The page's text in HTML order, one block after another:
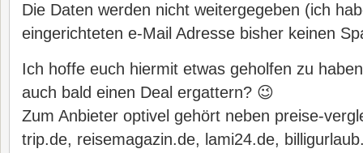
Die Daten werden nicht weitergegeben (ich
eingerichteten e-Mail Adresse bisher keinen
Ich hoffe euch hiermit etwas geholfen zu
auch bald einen Deal ergattern? 😉
Zum Anbieter optivel gehört neben preise-
trip.de, reisemagazin.de, lami24.de,